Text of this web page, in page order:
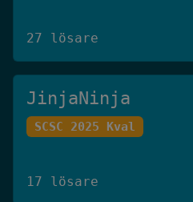
27 lösare
JinjaNinja
SCSC 2025 Kval
17 lösare